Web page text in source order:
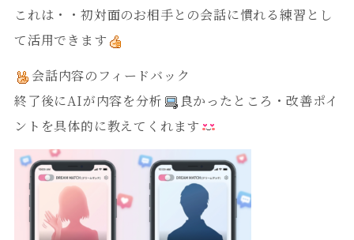
これは・・初対面のお相手との会話に慣れる練習とし
て活用できます
会話内容のフィードバック
終了後にAIが内容を分析
良かったところ・改善ポイ
ントを具体的に教えてくれます